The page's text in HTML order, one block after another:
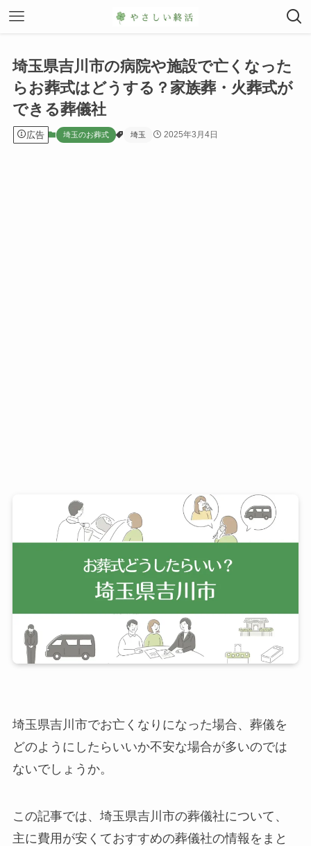
埼玉県吉川市の病院や施設で亡くなった
らお葬式はどうする？家族葬・火葬式が
できる葬儀社
広告 埼玉のお葬式 埼玉 2025年3月4日
埼玉県吉川市でお亡くなりになった場合、葬儀を
どのようにしたらいいか不安な場合が多いのでは
ないでしょうか。
この記事では、埼玉県吉川市の葬儀社について、
主に費用が安くておすすめの葬儀社の情報をまと